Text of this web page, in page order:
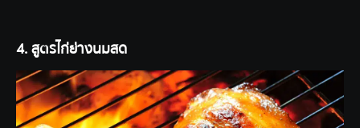
4. สูตรไก่ย่างนมสด